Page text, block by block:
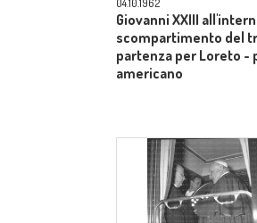
04.10.1962
Giovanni XXIII
scompartimento del
partenza per Loreto -
americano